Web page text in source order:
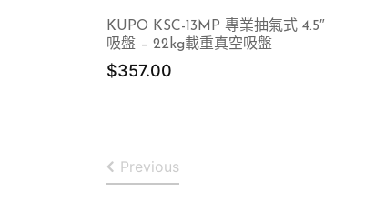
KUPO KSC-13MP 專業抽氣式 4.5″
吸盤 – 22kg載重真空吸盤
$357.00
Previous